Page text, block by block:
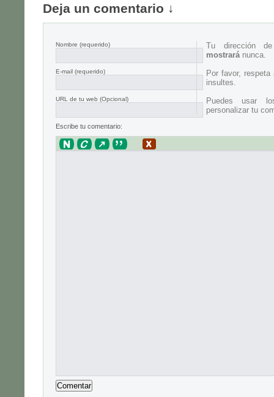
Deja un comentario ↓
Nombre (requerido)
E-mail (requerido)
URL de tu web (Opcional)
Tu dirección
mostrará nunca.
Por favor,
insultes.
Puedes usar
personalizar tu
Escribe tu comentario: